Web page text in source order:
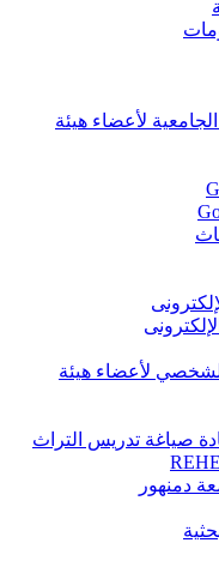
لأعضاء هيئة
لأعضاء هيئة
صياغة تدريس التراث
دمنهور